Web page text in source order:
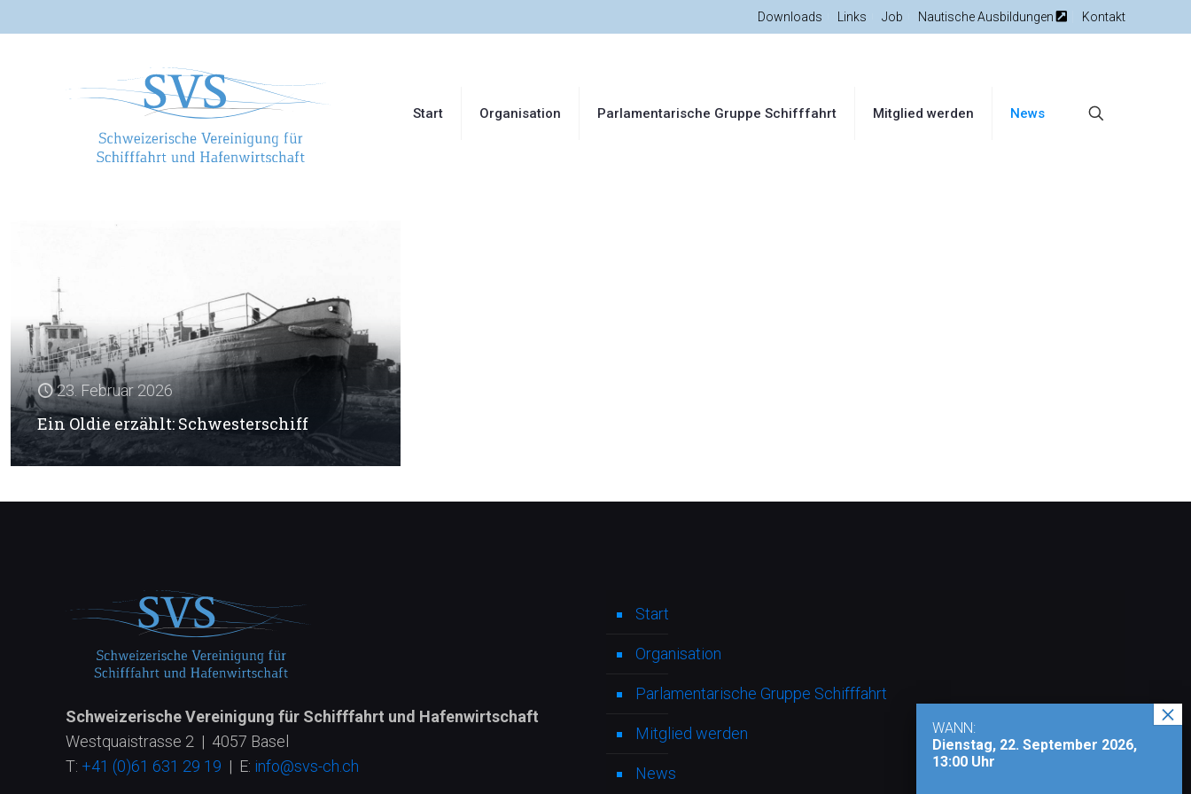
Downloads Links Job Nautische Ausbildungen Kontakt
Start Organisation Parlamentarische Gruppe Schifffahrt Mitglied werden News
23. Februar 2026
Ein Oldie erzählt: Schwesterschiff
Schweizerische Vereinigung für Schifffahrt und Hafenwirtschaft
Westquaistrasse 2 | 4057 Basel
T: +41 (0)61 631 29 19 | E: info@svs-ch.ch
Start
Organisation
Parlamentarische Gruppe Schifffahrt
Mitglied werden
News
WANN:
Dienstag, 22. September 2026,
13:00 Uhr